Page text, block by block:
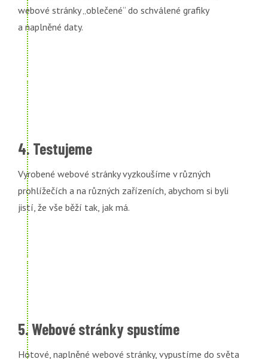
webové stránky „oblečené“ do schválené grafiky
a naplněné daty.
4. Testujeme
Vyrobené webové stránky vyzkoušíme v různých
prohlížečích a na různých zařízeních, abychom si byli
jistí, že vše běží tak, jak má.
5. Webové stránky spustíme
Hotové, naplněné webové stránky, vypustíme do světa